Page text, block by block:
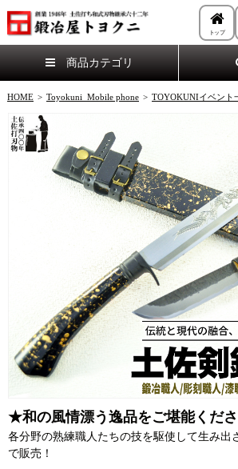
トップ
商品カテゴリ
HOME > Toyokuni_Mobile phone > TOYOKUNIイベント
★和の風情漂う逸品をご堪能くだ
各分野の熟練職人たちの技を駆使して生み出
で販売！